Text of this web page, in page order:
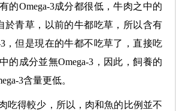
的Omega-3成分都很低，牛肉之中的
於青草，以前的牛都吃草，所以含有
3，但是現在的牛都不吃草了，直接吃
的成分並無Omega-3，因此，飼養的
3含量更低。
吃得較少，所以，肉和魚的比例並不